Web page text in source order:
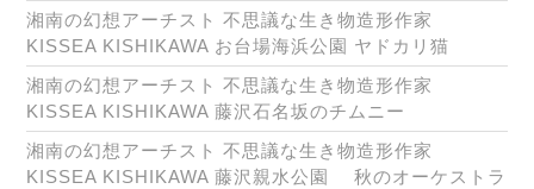
湘南の幻想アーチスト 不思議な生き物造形作家
KISSEA KISHIKAWA お台場海浜公園 ヤドカリ猫
湘南の幻想アーチスト 不思議な生き物造形作家
KISSEA KISHIKAWA 藤沢石名坂のチムニー
湘南の幻想アーチスト 不思議な生き物造形作家
KISSEA KISHIKAWA 藤沢親水公園 秋のオーケストラ